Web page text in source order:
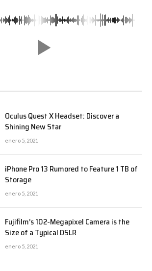
Oculus Quest X Headset: Discover a
Shining New Star
enero 5, 2021
iPhone Pro 13 Rumored to Feature 1 TB of
Storage
enero 5, 2021
Fujifilm’s 102-Megapixel Camera is the
Size of a Typical DSLR
enero 5, 2021